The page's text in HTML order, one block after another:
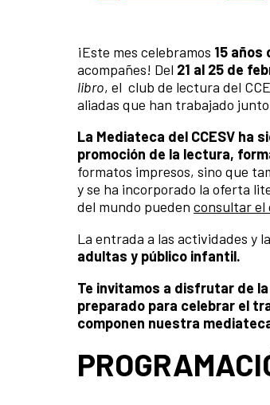
¡Este mes celebramos 15
acompañes! Del 21 al 25 de
libro, el club de lectura del
aliadas que han trabajado
La Mediateca del CCESV ha
promoción de la lectura,
formatos impresos, sino que
y se ha incorporado la oferta
del mundo pueden consultar el
La entrada a las actividades y
adultas y público infantil.
Te invitamos a disfrutar de
preparado para celebrar el
componen nuestra